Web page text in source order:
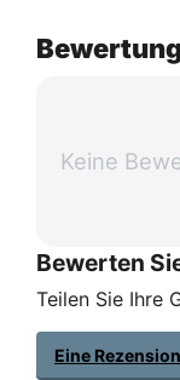
Keine
Bewerten
Teilen Sie Ihre
Eine